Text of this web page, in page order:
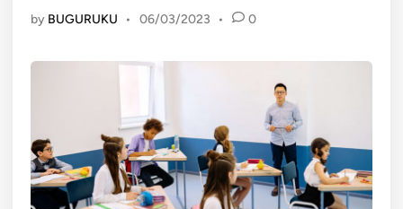
by BUGURUKU • 06/03/2023 • 0